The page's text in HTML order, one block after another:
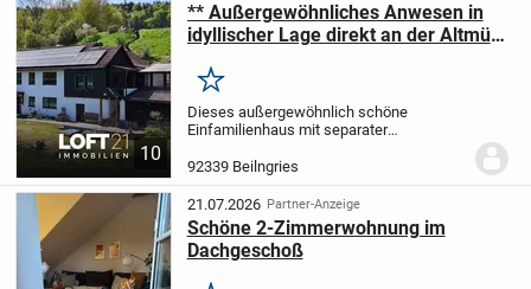
10
** Außergewöhnliches Anwesen in
idyllischer Lage direkt an der Altmühl
Merken
Dieses außergewöhnlich schöne
Einfamilienhaus mit separater
idyllischen Ortsteil Kottingwörth bei
Beilngries - in traumhafter Lage direkt an
der Altmühl und nur etwa...
92339 Beilngries
21.07.2026 Partner-Anzeige
Schöne 2-Zimmerwohnung im
Dachgeschoß